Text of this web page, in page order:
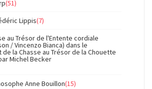
(51)
Lippis(7)
au Trésor de l'Entente cordiale
/ Vincenzo Bianca) dans le
la Chasse au Trésor de la Chouette
Michel Becker
Anne Bouillon(15)